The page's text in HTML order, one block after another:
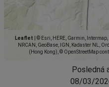
Leaflet
© Esri, HERE, Garmin, Intermap,
NRCAN, GeoBase, IGN, Kadaster NL,
(Hong Kong), © OpenStreetMap
Posledná
08/03/